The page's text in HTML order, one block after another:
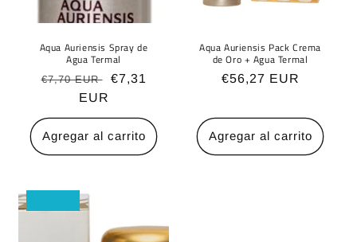
Aqua Auriensis Spray de
Agua Termal
Precio
habitual
€7,70 EUR
Precio
oferta
€7,31
EUR
Agregar al carrito
Aqua Auriensis Pack Crema
de Oro + Agua Termal
Precio
€56,27 EUR
Agregar al carrito